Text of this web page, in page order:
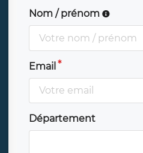
Nom / prénom
Email
Département